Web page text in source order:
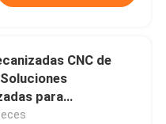
CNC de
para
industriales